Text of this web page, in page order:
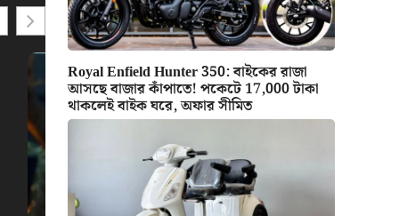
Royal Enfield Hunter 350: বাইকের রাজা
আসছে বাজার কাঁপাতে! পকেটে 17,000 টাকা
থাকলেই বাইক ঘরে, অফার সীমিত